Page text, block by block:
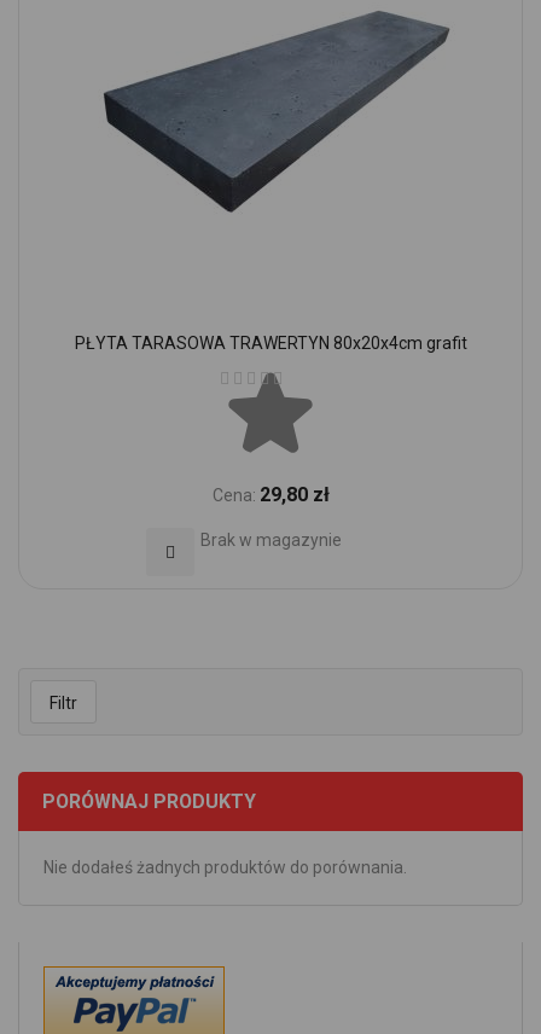
PŁYTA TARASOWA TRAWERTYN 80x20x4cm grafit
Ocena:
Cena: 29,80 zł
Brak w magazynie
Dodaj do Ulubionych
Filtr
PORÓWNAJ PRODUKTY
Nie dodałeś żadnych produktów do porównania.